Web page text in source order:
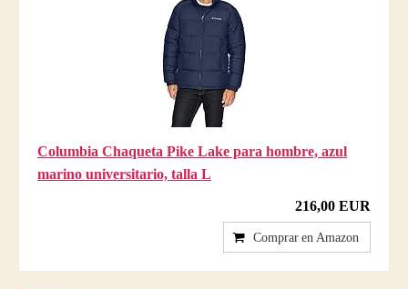
Columbia Chaqueta Pike Lake para hombre, azul
marino universitario, talla L
216,00 EUR
Comprar en Amazon